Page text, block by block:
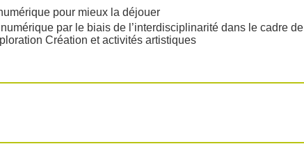
pour mieux la déjouer
par le biais de l’interdisciplinarité dans le cadre de
Création et activités artistiques